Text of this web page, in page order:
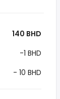
140 BHD
-1 BHD
- 10 BHD